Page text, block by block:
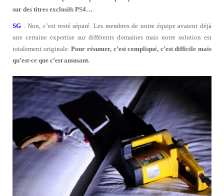
sur des titres exclusifs PS4…
SG : Non, c’est resté séparé. Les membres de notre équipe avaient déjà
une certaine expertise sur différents domaines mais notre solution est
totalement originale.Pour résumer, c’est compliqué, c’est difficile mais
qu’est-ce que c’est amusant.